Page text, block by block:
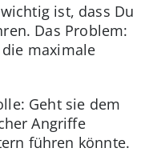
ist, dass Du
Das Problem:
maximale
Geht sie dem
Angriffe
führen könnte.